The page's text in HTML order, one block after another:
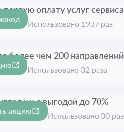
оплату услуг сервиса
Использовано 1937 раз
более чем 200 направлений
Использовано 32 раза
с выгодой до 70%
истёк
акцию
Использовано 30 раз